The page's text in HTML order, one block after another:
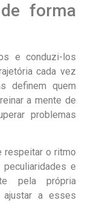
forma
e conduzi-los
cada vez
definem quem
a mente de
problemas
respeitar o ritmo
e
pela própria
ajustar a esses